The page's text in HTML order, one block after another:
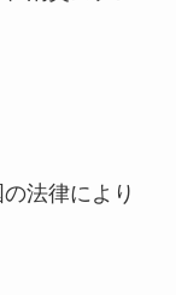
法律により